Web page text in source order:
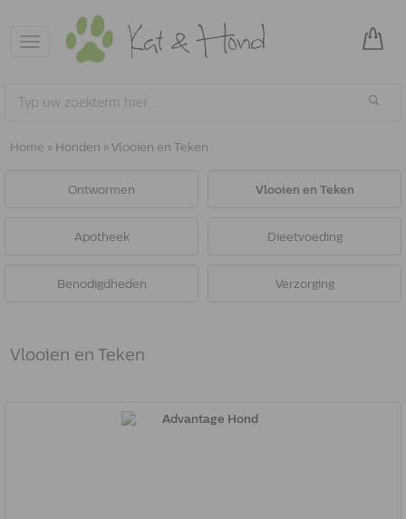
Toggle
navigation
Home » Honden » Vlooien en Teken
Ontwormen Vlooien en Teken
Apotheek Dieetvoeding
Benodigdheden Verzorging
Vlooien en Teken